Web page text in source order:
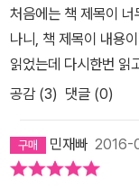
처음에는 책 제목이
나니, 책 제목이 내용
읽었는데 다시한번 읽
공감 (3) 댓글 (0)
민재빠 2016-